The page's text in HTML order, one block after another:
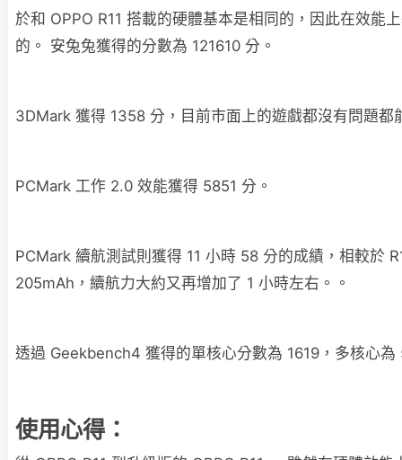
於和 OPPO R11 搭載的硬體基本是相同的，因此在效能
的。 安兔兔獲得的分數為 121610 分。
3DMark 獲得 1358 分，目前市面上的遊戲都沒有問題都
PCMark 工作 2.0 效能獲得 5851 分。
PCMark 續航測試則獲得 11 小時 58 分的成績，相較於
205mAh，續航力大約又再增加了 1 小時左右。。
透過 Geekbench4 獲得的單核心分數為 1619，多核心為
使用心得：